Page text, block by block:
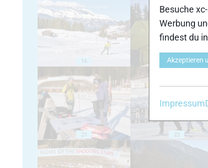
16 17
21 22
Besuche
Werbung
findest du
Akzeptieren
Impressum